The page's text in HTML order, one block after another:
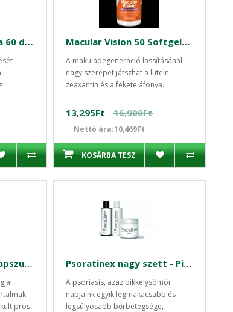
Barátcserje kapszula 60 db Medicura Macular Vision 50 Softgels - látás
A makuladegeneráció lassításánál
nagy szerepet játszhat a lutein –
zeaxantin és a fekete áfonya..
13,295Ft 16,900Ft
Nettó ára:10,469Ft
KOSÁRBA TESZ
Prostate Healt gélkapszula 90db Now Prosztata kezelése
pros..
Psoratinex nagy szett - Pikkelysömör kezelése
A psoriasis, azaz pikkelysömör
napjaink egyik legmakacsabb és
legsúlyosabb bőrbetegsége,